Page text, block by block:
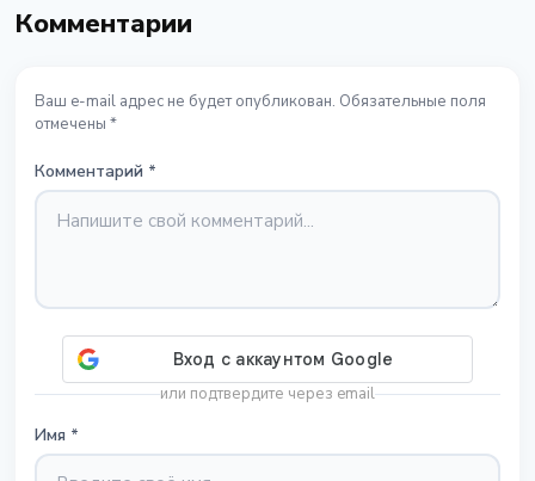
Комментарии
Ваш e-mail адрес не будет опубликован. Обязательные поля
отмечены *
Комментарий *
или подтвердите через email
Имя *